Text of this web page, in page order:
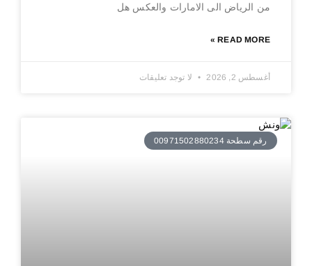
من الرياض الى الامارات والعكس هل
READ MORE »
أغسطس 2, 2026 لا توجد تعليقات
رقم سطحة 00971502880234